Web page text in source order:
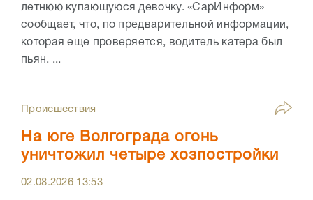
летнюю купающуюся девочку. «СарИнформ»
сообщает, что, по предварительной информации,
которая еще проверяется, водитель катера был
пьян. ...
Происшествия
На юге Волгограда огонь
уничтожил четыре хозпостройки
02.08.2026 13:53